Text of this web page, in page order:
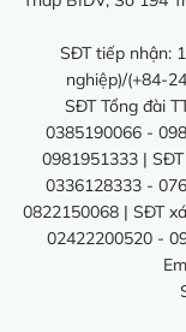
SĐT tiếp nhận:
nghiệp)/(+84-
SĐT Tổng đài
0385190066 -
0981951333 |
0336128333 -
0822150068 | SĐT
02422200520 -